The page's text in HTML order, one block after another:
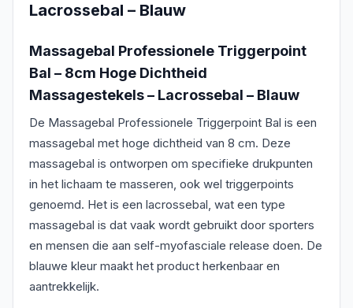
Lacrossebal – Blauw
Massagebal Professionele Triggerpoint
Bal – 8cm Hoge Dichtheid
Massagestekels – Lacrossebal – Blauw
De Massagebal Professionele Triggerpoint Bal is een
massagebal met hoge dichtheid van 8 cm. Deze
massagebal is ontworpen om specifieke drukpunten
in het lichaam te masseren, ook wel triggerpoints
genoemd. Het is een lacrossebal, wat een type
massagebal is dat vaak wordt gebruikt door sporters
en mensen die aan self-myofasciale release doen. De
blauwe kleur maakt het product herkenbaar en
aantrekkelijk.